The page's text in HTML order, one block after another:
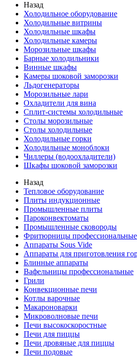
Назад
Холодильное оборудование
Холодильные витрины
Холодильные шкафы
Холодильные камеры
Морозильные шкафы
Барные холодильники
Винные шкафы
Камеры шоковой заморозки
Льдогенераторы
Морозильные лари
Охладители для вина
Сплит-системы холодильные
Столы морозильные
Столы холодильные
Холодильные горки
Холодильные моноблоки
Чиллеры (водоохладители)
Шкафы шоковой заморозки
Назад
Тепловое оборудование
Плиты индукционные
Промышленные плиты
Пароконвектоматы
Промышленные сковороды
Фритюрницы профессиональные
Аппараты Sous Vide
Аппараты для приготовления
Блинные аппараты
Вафельницы профессиональные
Грили
Конвекционные печи
Котлы варочные
Макароноварки
Микроволновые печи
Печи высокоскоростные
Печи для пиццы
Печи дровяные для пиццы
Печи подовые